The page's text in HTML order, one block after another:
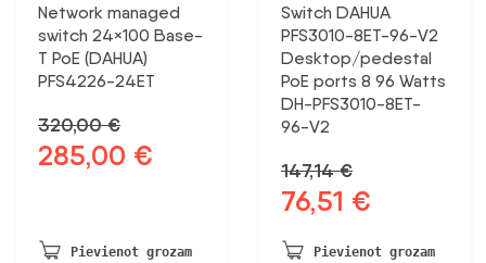
Network managed
switch 24×100 Base-
T PoE (DAHUA)
PFS4226-24ET
320,00€
Sākotnējā
285,00 €
Pievienot grozam
Switch DAHUA
PFS3010-8ET-96-V2
Desktop/pedestal
PoE ports 8 96 Watts
DH-PFS3010-8ET-
96-V2
147,14€
Sākotnējā
cena
bija:
76,51 €
ir:
Pievienot grozam